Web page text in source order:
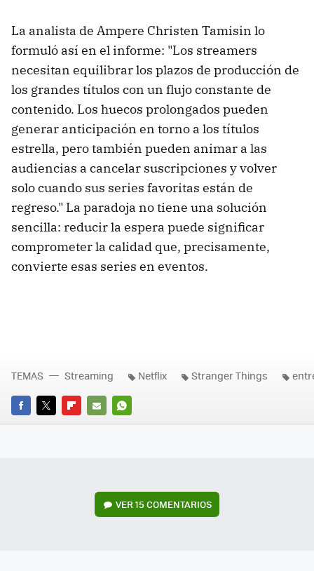
La analista de Ampere Christen Tamisin lo
formuló así en el informe: "Los streamers
necesitan equilibrar los plazos de producción de
los grandes títulos con un flujo constante de
contenido. Los huecos prolongados pueden
generar anticipación en torno a los títulos
estrella, pero también pueden animar a las
audiencias a cancelar suscripciones y volver
solo cuando sus series favoritas están de
regreso." La paradoja no tiene una solución
sencilla: reducir la espera puede significar
comprometer la calidad que, precisamente,
convierte esas series en eventos.
FACEBOOK
TWITTERFLIPBOARD
E-
WHATSAPP
TEMAS Streaming Netflix Stranger Things
VER15 COMENTARIOS